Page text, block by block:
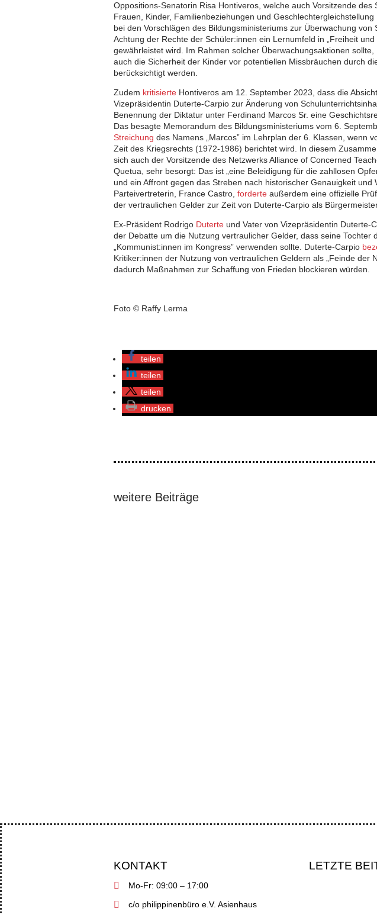
Oppositions-Senatorin Risa Hontiveros, welche auch Vorsitzende des
Frauen, Kinder, Familienbeziehungen und Geschlechtergleichstellung
bei den Vorschlägen des Bildungsministeriums zur Überwachung von
Achtung der Rechte der Schüler:innen ein Lernumfeld in „Freiheit und
gewährleistet wird. Im Rahmen solcher Überwachungsaktionen sollte,
auch die Sicherheit der Kinder vor potentiellen Missbräuchen durch
berücksichtigt werden.
Zudem kritisierte Hontiveros am 12. September 2023, dass die
Vizepräsidentin Duterte-Carpio zur Änderung von
Benennung der Diktatur unter Ferdinand Marcos Sr. eine
Das besagte Memorandum des Bildungsministeriums vom 6.
Streichung des Namens „Marcos” im Lehrplan der 6. Klassen, wenn
Zeit des Kriegsrechts (1972-1986) berichtet wird. In diesem
sich auch der Vorsitzende des Netzwerks Alliance of Concerned
Quetua, sehr besorgt: Das ist „eine Beleidigung für die zahllosen
und ein Affront gegen das Streben nach historischer Genauigkeit und
Parteivertreterin, France Castro, forderte außerdem eine offizielle
der vertraulichen Gelder zur Zeit von Duterte-Carpio als
Ex-Präsident Rodrigo Duterte und Vater von Vizepräsidentin Duterte-
der Debatte um die Nutzung vertraulicher Gelder, dass seine Tochter
„Kommunist:innen im Kongress” verwenden sollte. Duterte-Carpio
Kritiker:innen der Nutzung von vertraulichen Geldern als „Feinde der
dadurch Maßnahmen zur Schaffung von Frieden blockieren würden.
Foto © Raffy Lerma
teilen
teilen
teilen
drucken
weitere Beiträge
KONTAKT
Mo-Fr: 09:00 – 17:00
c/o philippinenbüro e.V. Asienhaus
LETZTE